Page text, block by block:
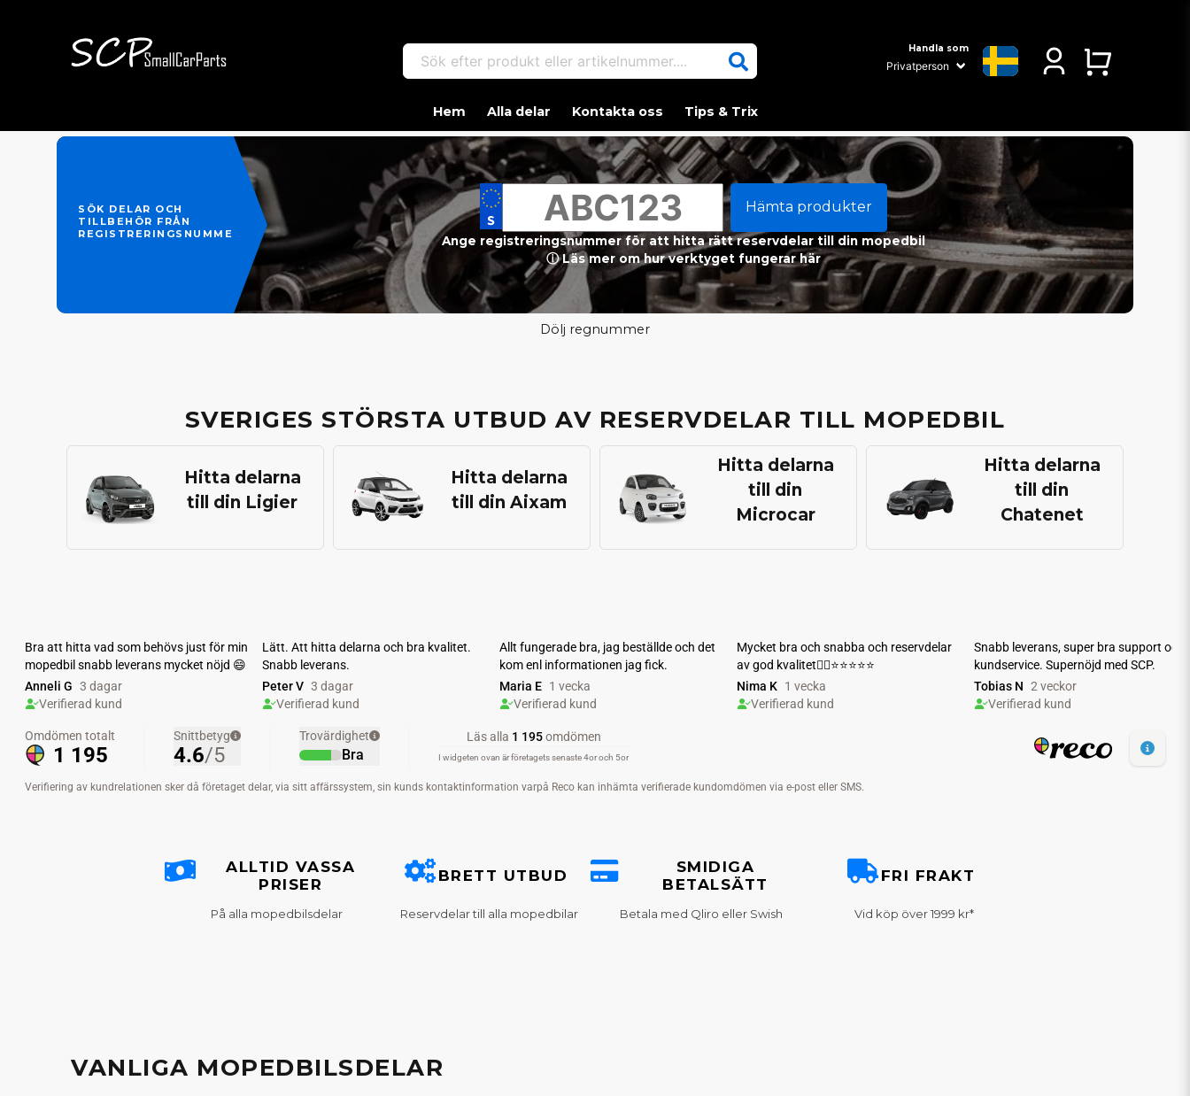
Sök efter produkt eller artikelnummer.... Handla som
Hem Alla delar Kontakta oss Tips & Trix
SÖK DELAR OCH
TILLBEHÖR FRÅN
REGISTRERINGSNUMMER
Hämta produkter
Ange registreringsnummer för att hitta rätt reservdelar till din mopedbil
ⓘ Läs mer om hur verktyget fungerar här
Dölj regnummer
mopedbilsdelar
tryggt
hos
SmallCarParts
SVERIGES STÖRSTA UTBUD AV RESERVDELAR TILL MOPEDBIL
Hitta delarna
till din Ligier
Hitta delarna
till din Aixam
Hitta delarna
till din
Microcar
Hitta delarna
till din
Chatenet
ALLTID VASSA
PRISER
På alla mopedbilsdelar
BRETT UTBUD
Reservdelar till alla mopedbilar
SMIDIGA
BETALSÄTT
Betala med Qliro eller Swish
FRI FRAKT
Vid köp över 1999 kr*
VANLIGA MOPEDBILSDELAR